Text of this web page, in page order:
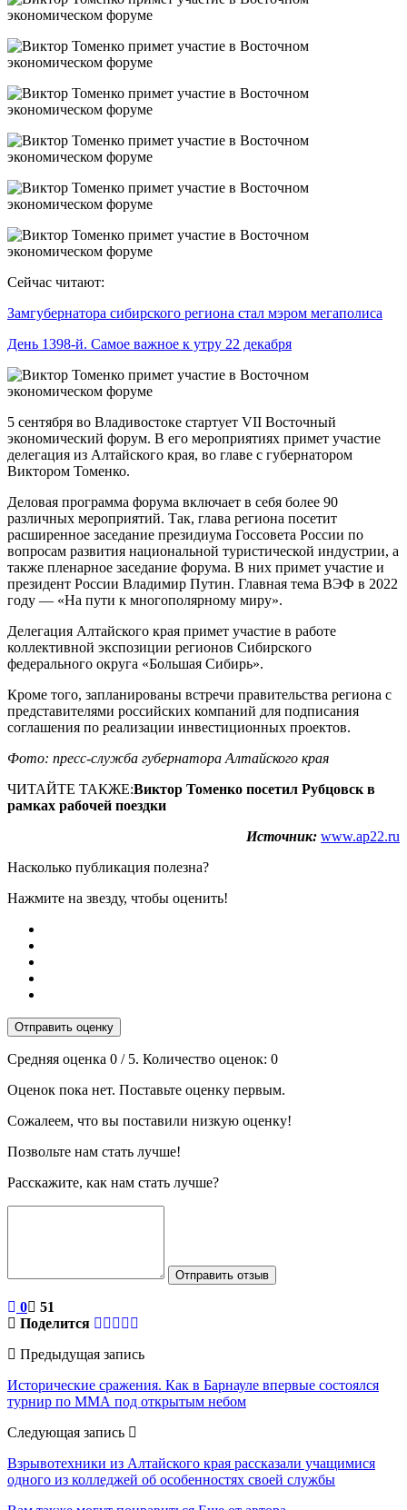
Сейчас читают:
Замгубернатора сибирского региона стал мэром мегаполиса
День 1398-й. Самое важное к утру 22 декабря
5 сентября во Владивостоке стартует VII Восточный
экономический форум. В его мероприятиях примет участие
делегация из Алтайского края, во главе с губернатором
Виктором Томенко.
Деловая программа форума включает в себя более 90
различных мероприятий. Так, глава региона посетит
расширенное заседание президиума Госсовета России по
вопросам развития национальной туристической индустрии, а
также пленарное заседание форума. В них примет участие и
президент России Владимир Путин. Главная тема ВЭФ в 2022
году — «На пути к многополярному миру».
Делегация Алтайского края примет участие в работе
коллективной экспозиции регионов Сибирского
федерального округа «Большая Сибирь».
Кроме того, запланированы встречи правительства региона с
представителями российских компаний для подписания
соглашения по реализации инвестиционных проектов.
Фото: пресс-служба губернатора Алтайского края
ЧИТАЙТЕ ТАКЖЕ:Виктор Томенко посетил Рубцовск в
рамках рабочей поездки
Источник: www.ap22.ru
Насколько публикация полезна?
Нажмите на звезду, чтобы оценить!
Отправить оценку
Средняя оценка 0 / 5. Количество оценок: 0
Оценок пока нет. Поставьте оценку первым.
Сожалеем, что вы поставили низкую оценку!
Позвольте нам стать лучше!
Расскажите, как нам стать лучше?
Отправить отзыв
0
51
Поделится
Предыдущая запись
Исторические сражения. Как в Барнауле впервые состоялся
турнир по ММА под открытым небом
Следующая запись
Взрывотехники из Алтайского края рассказали учащимися
одного из колледжей об особенностях своей службы